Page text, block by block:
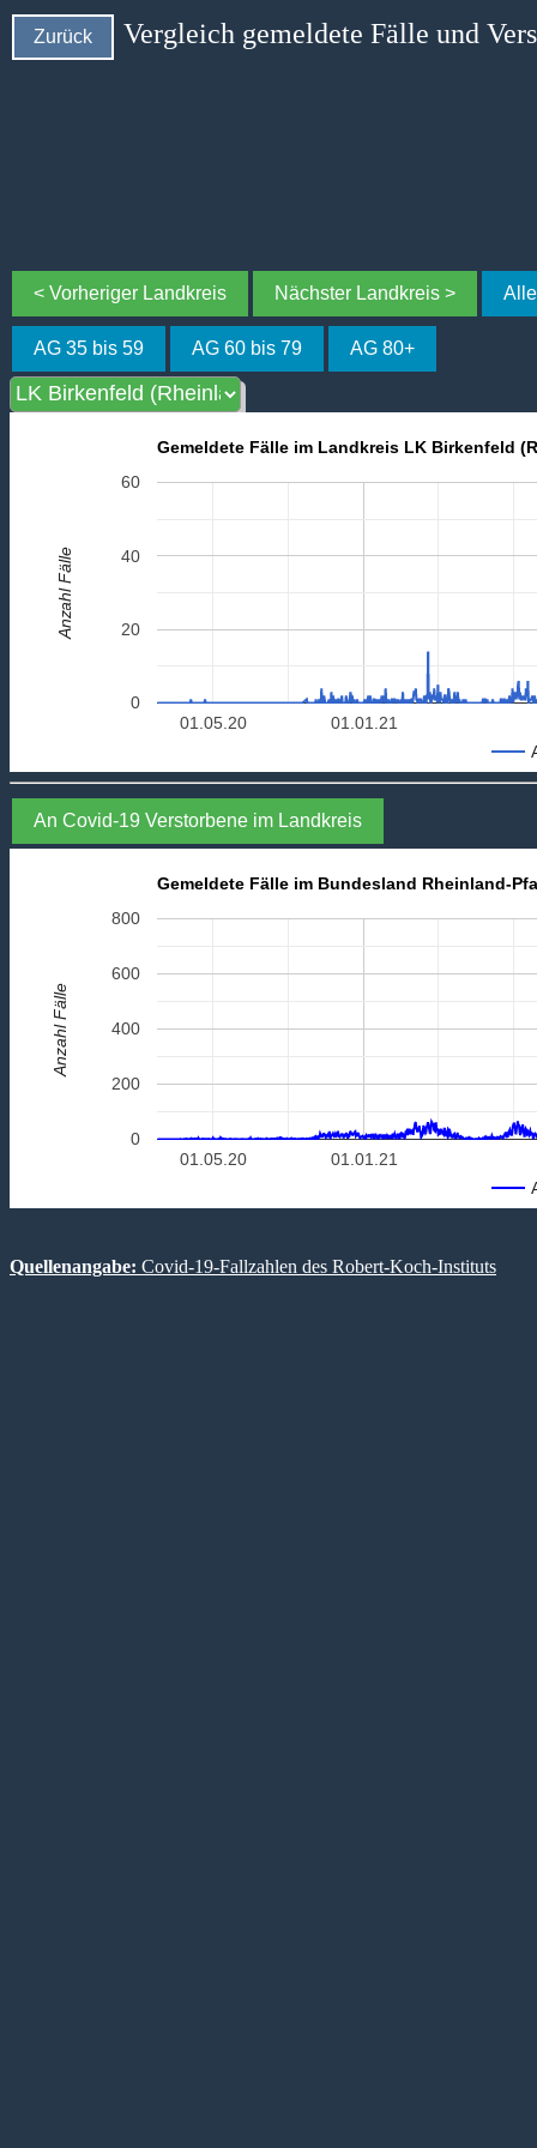
Zurück Vergleich gemeldete Fälle und
< Vorheriger Landkreis Nächster Landkreis >
AG 35 bis 59 AG 60 bis 79 AG 80+
Gemeldete Fälle im Landkreis LK Birkenfeld
01.01.21
01.05.20
0
20
40
60
Anzahl Fälle
An Covid-19 Verstorbene im Landkreis
Gemeldete Fälle im Bundesland Rheinland-
01.01.21
01.05.20
0
200
400
600
800
Anzahl Fälle
Quellenangabe: Covid-19-Fallzahlen des Robert-Koch-Instituts